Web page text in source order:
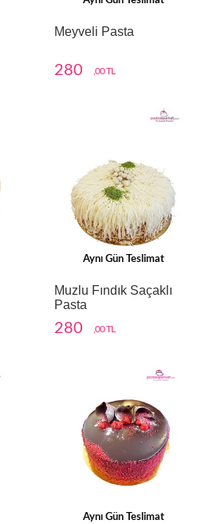
Meyveli Pasta
280 ,00 TL
Aynı Gün Teslimat
Muzlu Fındık Saçaklı
Pasta
280 ,00 TL
Aynı Gün Teslimat